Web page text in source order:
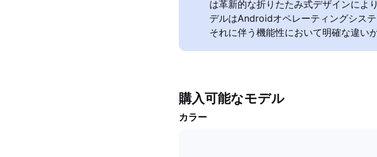
は革新的な折りたたみ式デザインによ
デルはAndroidオペレーティングシス
それに伴う機能性において明確な違い
購入可能なモデル
カラー